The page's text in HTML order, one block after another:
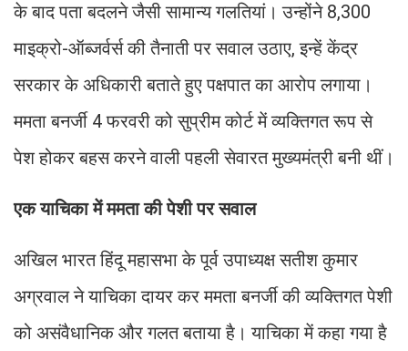
के बाद पता बदलने जैसी सामान्य गलतियां। उन्होंने 8,300
माइक्रो-ऑब्जर्वर्स की तैनाती पर सवाल उठाए, इन्हें केंद्र
सरकार के अधिकारी बताते हुए पक्षपात का आरोप लगाया।
ममता बनर्जी 4 फरवरी को सुप्रीम कोर्ट में व्यक्तिगत रूप से
पेश होकर बहस करने वाली पहली सेवारत मुख्यमंत्री बनी थीं।
एक याचिका में ममता की पेशी पर सवाल
अखिल भारत हिंदू महासभा के पूर्व उपाध्यक्ष सतीश कुमार
अग्रवाल ने याचिका दायर कर ममता बनर्जी की व्यक्तिगत पेशी
को असंवैधानिक और गलत बताया है। याचिका में कहा गया है